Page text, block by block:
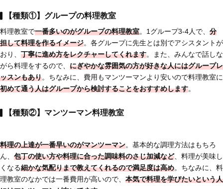
【種類①】グループの料理教室
料理教室で一番多いのがグループの料理教室。1グループ3-4人で、 分
担して料理を作るイメージ。各グループに先生とは別でアシスタントが
おり、 丁寧に進め方をレクチャーしてくれます。また、みんなで話しな
がら料理をするので、 にぎやかな雰囲気の方が好きな人にはグループレ
ッスンもあり。ちなみに、費用もマンツーマンより安いので料理教室に
初めて通う人はグループから検討することをおすすめします。
【種類②】マンツーマン料理教室
料理の上達が一番早いのがマンツーマン。基本的な調理方法はもちろ
ん、 包丁の使い方や料理に合った調味料のさじ加減など、料理が美味し
くなる細かな気配りまで教えてくれるので満足度は高め。ちなみに、料
理教室のなかでは一番費用が高いので、 本気で料理を学びたいという人